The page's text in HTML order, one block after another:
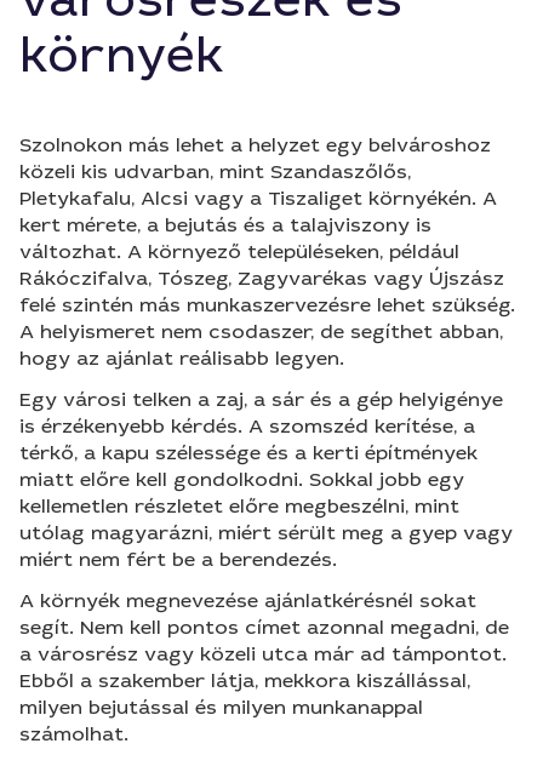
környék
Szolnokon más lehet a helyzet egy belvároshoz
közeli kis udvarban, mint Szandaszőlős,
Pletykafalu, Alcsi vagy a Tiszaliget környékén. A
kert mérete, a bejutás és a talajviszony is
változhat. A környező településeken, például
Rákóczifalva, Tószeg, Zagyvarékas vagy Újszász
felé szintén más munkaszervezésre lehet szükség.
A helyismeret nem csodaszer, de segíthet abban,
hogy az ajánlat reálisabb legyen.
Egy városi telken a zaj, a sár és a gép helyigénye
is érzékenyebb kérdés. A szomszéd kerítése, a
térkő, a kapu szélessége és a kerti építmények
miatt előre kell gondolkodni. Sokkal jobb egy
kellemetlen részletet előre megbeszélni, mint
utólag magyarázni, miért sérült meg a gyep vagy
miért nem fért be a berendezés.
A környék megnevezése ajánlatkérésnél sokat
segít. Nem kell pontos címet azonnal megadni, de
a városrész vagy közeli utca már ad támpontot.
Ebből a szakember látja, mekkora kiszállással,
milyen bejutással és milyen munkanappal
számolhat.